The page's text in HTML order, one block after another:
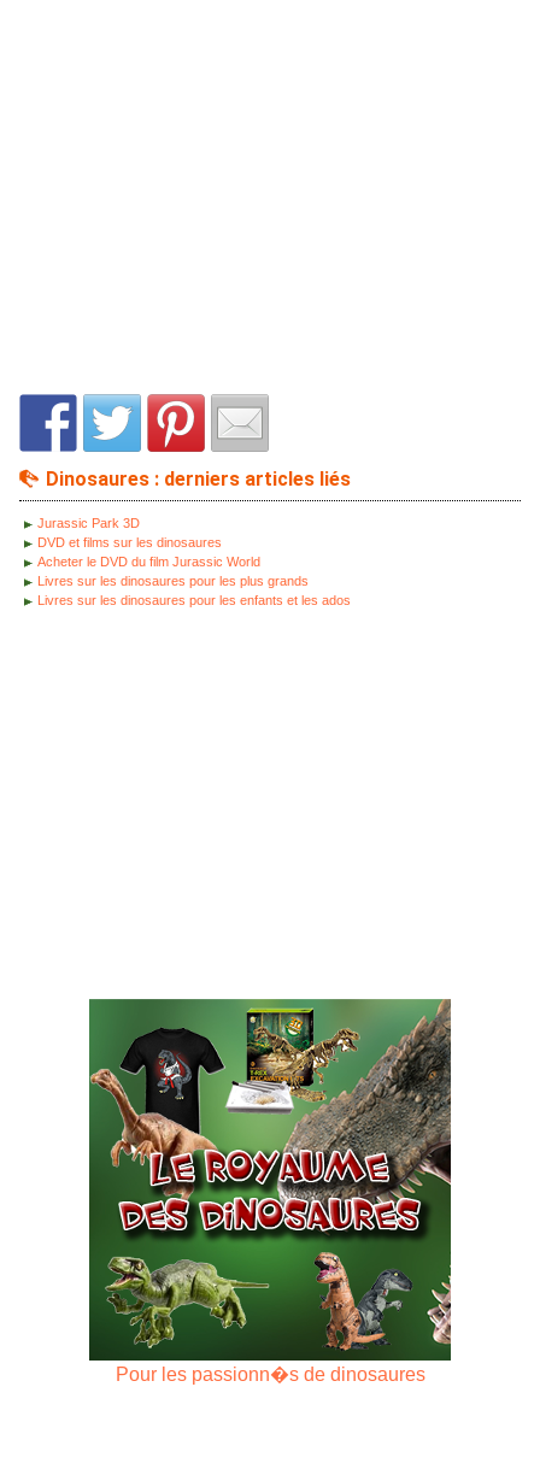
Dinosaures : derniers articles liés
Jurassic Park 3D
DVD et films sur les dinosaures
Acheter le DVD du film Jurassic World
Livres sur les dinosaures pour les plus grands
Livres sur les dinosaures pour les enfants et les ados
Pour les passionn�s de dinosaures